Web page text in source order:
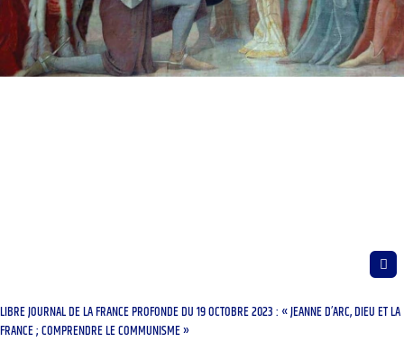
LIBRE JOURNAL DE LA FRANCE PROFONDE DU 19 OCTOBRE 2023 : « JEANNE D’ARC, DIEU ET LA
FRANCE ; COMPRENDRE LE COMMUNISME »